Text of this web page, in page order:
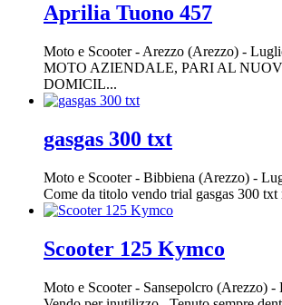
Aprilia Tuono 457
Moto e Scooter- Arezzo (Arezzo) -
MOTO AZIENDALE, PARI AL
DOMICIL...
gasgas 300 txt
Moto e Scooter- Bibbiena (Arezzo) -
Come da titolo vendo trial gasgas 300
Scooter 125 Kymco
Moto e Scooter- Sansepolcro (Arezzo) -